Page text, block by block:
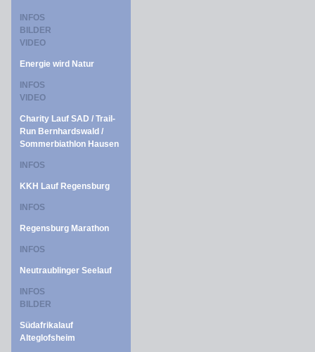
INFOS
BILDER
VIDEO
Energie wird Natur
INFOS
VIDEO
Charity Lauf SAD / Trail-
Run Bernhardswald /
Sommerbiathlon Hausen
INFOS
KKH Lauf Regensburg
INFOS
Regensburg Marathon
INFOS
Neutraublinger Seelauf
INFOS
BILDER
Südafrikalauf
Alteglofsheim